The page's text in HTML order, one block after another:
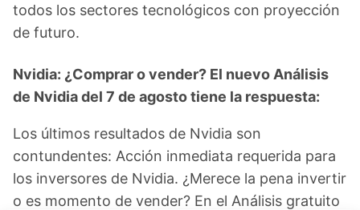
todos los sectores tecnológicos con proyección
de futuro.
Nvidia: ¿Comprar o vender? El nuevo Análisis
de Nvidia del 7 de agosto tiene la respuesta:
Los últimos resultados de Nvidia son
contundentes: Acción inmediata requerida para
los inversores de Nvidia. ¿Merece la pena invertir
o es momento de vender? En el Análisis gratuito